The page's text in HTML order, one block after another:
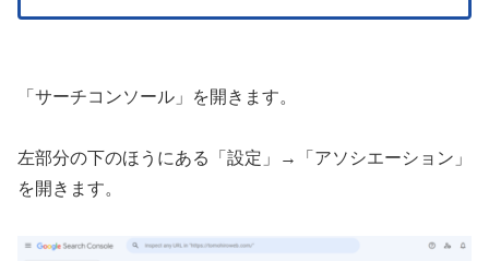
「サーチコンソール」を開きます。
左部分の下のほうにある「設定」→「アソシエーション」
を開きます。